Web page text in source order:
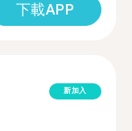
下載APP
新加入